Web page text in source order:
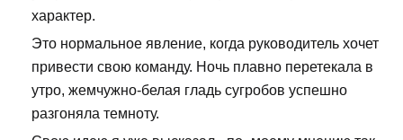
характер.
Это нормальное явление, когда руководитель хочет
привести свою команду. Ночь плавно перетекала в
утро, жемчужно-белая гладь сугробов успешно
разгоняла темноту.